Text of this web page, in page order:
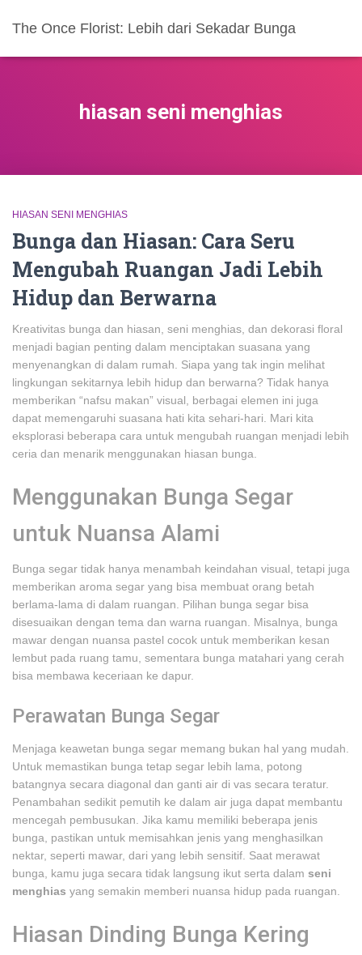
The Once Florist: Lebih dari Sekadar Bunga
hiasan seni menghias
HIASAN SENI MENGHIAS
Bunga dan Hiasan: Cara Seru
Mengubah Ruangan Jadi Lebih
Hidup dan Berwarna
Kreativitas bunga dan hiasan, seni menghias, dan dekorasi floral
menjadi bagian penting dalam menciptakan suasana yang
menyenangkan di dalam rumah. Siapa yang tak ingin melihat
lingkungan sekitarnya lebih hidup dan berwarna? Tidak hanya
memberikan “nafsu makan” visual, berbagai elemen ini juga
dapat memengaruhi suasana hati kita sehari-hari. Mari kita
eksplorasi beberapa cara untuk mengubah ruangan menjadi lebih
ceria dan menarik menggunakan hiasan bunga.
Menggunakan Bunga Segar
untuk Nuansa Alami
Bunga segar tidak hanya menambah keindahan visual, tetapi juga
memberikan aroma segar yang bisa membuat orang betah
berlama-lama di dalam ruangan. Pilihan bunga segar bisa
disesuaikan dengan tema dan warna ruangan. Misalnya, bunga
mawar dengan nuansa pastel cocok untuk memberikan kesan
lembut pada ruang tamu, sementara bunga matahari yang cerah
bisa membawa keceriaan ke dapur.
Perawatan Bunga Segar
Menjaga keawetan bunga segar memang bukan hal yang mudah.
Untuk memastikan bunga tetap segar lebih lama, potong
batangnya secara diagonal dan ganti air di vas secara teratur.
Penambahan sedikit pemutih ke dalam air juga dapat membantu
mencegah pembusukan. Jika kamu memiliki beberapa jenis
bunga, pastikan untuk memisahkan jenis yang menghasilkan
nektar, seperti mawar, dari yang lebih sensitif. Saat merawat
bunga, kamu juga secara tidak langsung ikut serta dalam seni
menghias yang semakin memberi nuansa hidup pada ruangan.
Hiasan Dinding Bunga Kering